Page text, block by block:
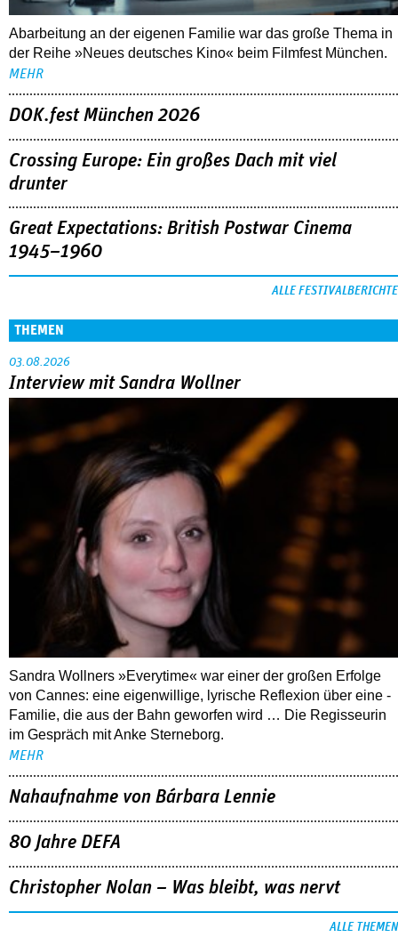
Crossing Europe: Ein großes Dach mit viel
drunter
Great Expectations: British Postwar Cinema
1945–1960
ALLE FESTIVALBERICHTE
03.08.2026
Interview mit Sandra Wollner
Sandra Wollners »Everytime« war einer der großen Erfolge
von Cannes: eine eigenwillige, lyrische Reflexion über eine ­
Familie, die aus der Bahn geworfen wird … Die Regisseurin
im Gespräch mit Anke Sterneborg.
Nahaufnahme von Bárbara Lennie
80 Jahre DEFA
Christopher Nolan – Was bleibt, was nervt
TIPPS
06.08.2026
arte-Mediathek: »Die Welt braucht mehr
Zauberer«